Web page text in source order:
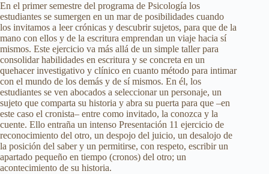
En el primer semestre del programa de Psicología los
estudiantes se sumergen en un mar de posibilidades cuando
los invitamos a leer crónicas y descubrir sujetos, para que de la
mano con ellos y de la escritura emprendan un viaje hacia sí
mismos. Este ejercicio va más allá de un simple taller para
consolidar habilidades en escritura y se concreta en un
quehacer investigativo y clínico en cuanto método para intimar
con el mundo de los demás y de sí mismos. En él, los
estudiantes se ven abocados a seleccionar un personaje, un
sujeto que comparta su historia y abra su puerta para que –en
este caso el cronista– entre como invitado, la conozca y la
cuente. Ello entraña un intenso Presentación 11 ejercicio de
reconocimiento del otro, un despojo del juicio, un desalojo de
la posición del saber y un permitirse, con respeto, escribir un
apartado pequeño en tiempo (cronos) del otro; un
acontecimiento de su historia.